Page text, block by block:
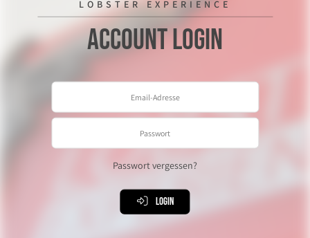
LOBSTER EXPERIENCE
Account Login
Passwort vergessen?
Login